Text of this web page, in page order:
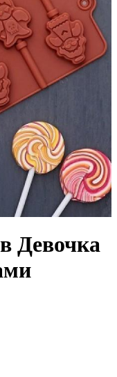
Девочка